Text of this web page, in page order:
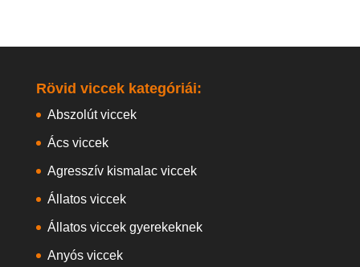
Rövid viccek kategóriái:
Abszolút viccek
Ács viccek
Agresszív kismalac viccek
Állatos viccek
Állatos viccek gyerekeknek
Anyós viccek